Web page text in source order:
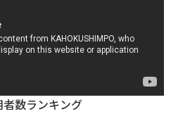
数ランキング